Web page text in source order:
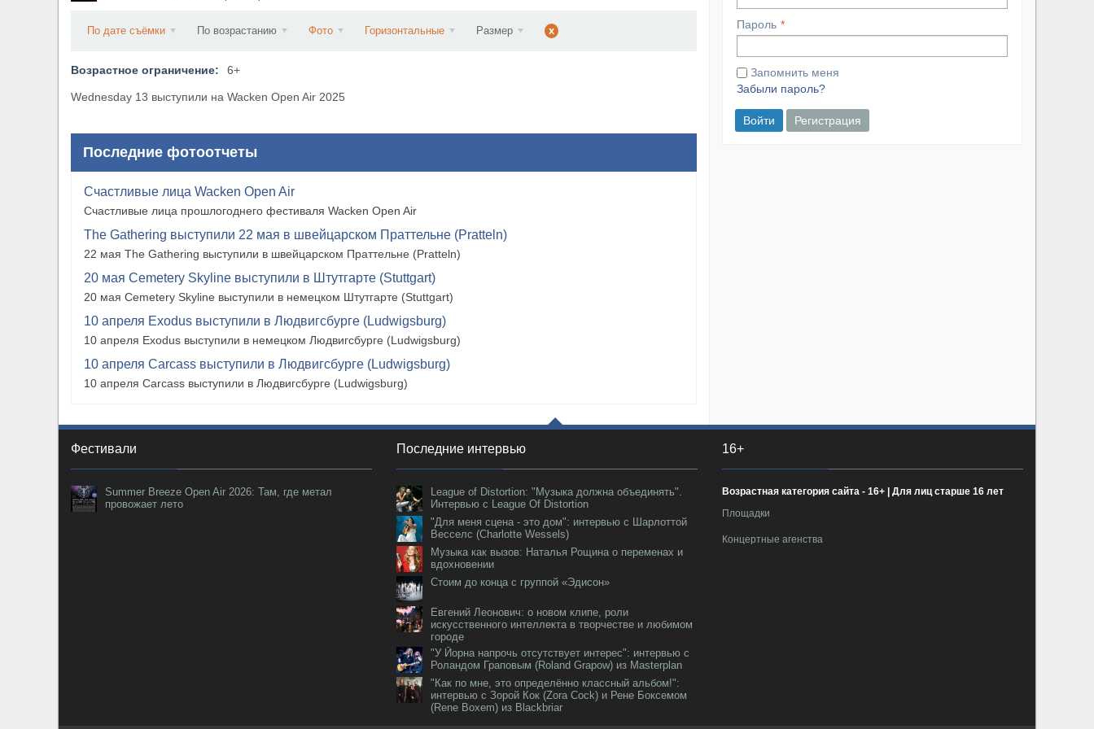
По дате съёмки По возрастанию Фото Горизонтальные Размер x
Возрастное ограничение: 6+
Wednesday 13 выступили на Wacken Open Air 2025
Последние фотоотчеты
Счастливые лица Wacken Open Air
Счастливые лица прошлогоднего фестиваля Wacken Open Air
The Gathering выступили 22 мая в швейцарском Праттельне (Pratteln)
22 мая The Gathering выступили в швейцарском Праттельне (Pratteln)
20 мая Cemetery Skyline выступили в Штутгарте (Stuttgart)
20 мая Cemetery Skyline выступили в немецком Штутгарте (Stuttgart)
10 апреля Exodus выступили в Людвигсбурге (Ludwigsburg)
10 апреля Exodus выступили в немецком Людвигсбурге (Ludwigsburg)
10 апреля Carcass выступили в Людвигсбурге (Ludwigsburg)
10 апреля Carcass выступили в Людвигсбурге (Ludwigsburg)
Пароль
Запомнить меня
Забыли пароль?
Войти Регистрация
Фестивали
Summer Breeze Open Air 2026: Там, где метал
провожает лето
Последние интервью
League of Distortion: "Музыка должна объединять".
Интервью с League Of Distortion
"Для меня сцена - это дом": интервью с Шарлоттой
Весселс (Charlotte Wessels)
Музыка как вызов: Наталья Рощина о переменах и
вдохновении
Стоим до конца с группой «Эдисон»
Евгений Леонович: о новом клипе, роли
искусственного интеллекта в творчестве и любимом
городе
"У Йорна напрочь отсутствует интерес": интервью с
Роландом Граповым (Roland Grapow) из Masterplan
"Как по мне, это определённо классный альбом!":
интервью с Зорой Кок (Zora Cock) и Рене Боксемом
(Rene Boxem) из Blackbriar
16+
Возрастная категория сайта - 16+ | Для лиц старше 16 лет
Площадки
Концертные агенства